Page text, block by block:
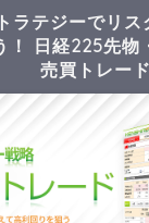
ラテジーでリス
！ 日経225先物
売買トレード